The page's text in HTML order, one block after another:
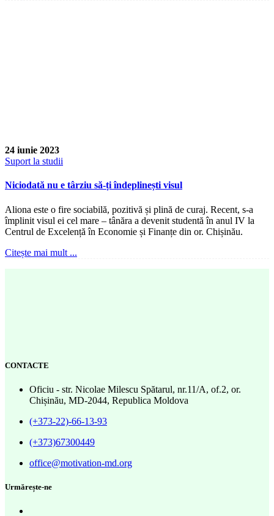
24 iunie 2023
Suport la studii
Niciodată nu e târziu să-ți îndeplinești visul
Aliona este o fire sociabilă, pozitivă și plină de curaj. Recent, s-a
împlinit visul ei cel mare – tânăra a devenit studentă în anul IV la
Centrul de Excelență în Economie și Finanțe din or. Chișinău.
Citește mai mult ...
CONTACTE
Oficiu - str. Nicolae Milescu Spătarul, nr.11/A, of.2, or.
Chișinău, MD-2044, Republica Moldova
(+373-22)-66-13-93
(+373)67300449
office@motivation-md.org
Urmărește-ne